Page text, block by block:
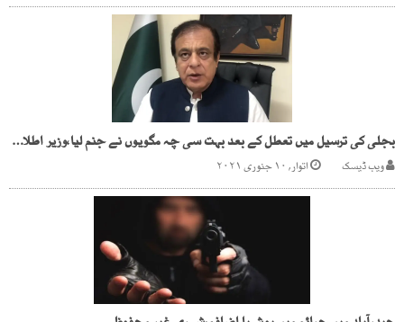
بجلی کی ترسیل میں تعطل کے بعد بہت سی چہ مگویوں نے جنم لیا،وزیر اطلاعات
ویب ڈیسک اتوار, ۱۰ جنوری ۲۰۲۱